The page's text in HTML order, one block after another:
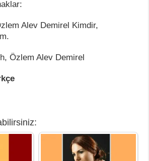
Alev Demirel Kimdir,
Özlem Alev Demirel